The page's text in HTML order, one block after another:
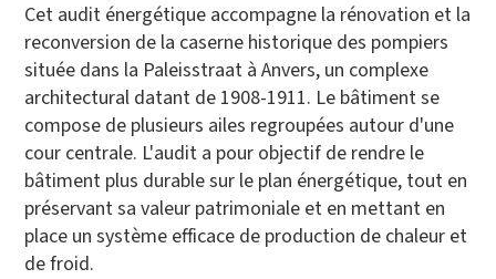
Cet audit énergétique accompagne la rénovation et la
reconversion de la caserne historique des pompiers
située dans la Paleisstraat à Anvers, un complexe
architectural datant de 1908-1911. Le bâtiment se
compose de plusieurs ailes regroupées autour d'une
cour centrale. L'audit a pour objectif de rendre le
bâtiment plus durable sur le plan énergétique, tout en
préservant sa valeur patrimoniale et en mettant en
place un système efficace de production de chaleur et
de froid.